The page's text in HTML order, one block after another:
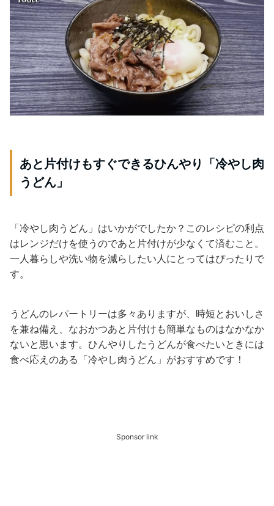
あと片付けもすぐできるひんやり「冷やし肉
うどん」
「冷やし肉うどん」はいかがでしたか？このレシピの利点
はレンジだけを使うのであと片付けが少なくて済むこと。
一人暮らしや洗い物を減らしたい人にとってはぴったりで
す。
うどんのレパートリーは多々ありますが、時短とおいしさ
を兼ね備え、なおかつあと片付けも簡単なものはなかなか
ないと思います。ひんやりしたうどんが食べたいときには
食べ応えのある「冷やし肉うどん」がおすすめです！
Sponsor link